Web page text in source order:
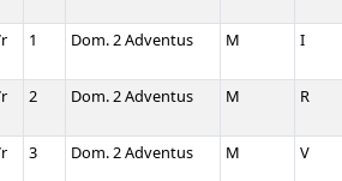
1 Dom. 2 Adventus M I
2 Dom. 2 Adventus M R
3 Dom. 2 Adventus M V